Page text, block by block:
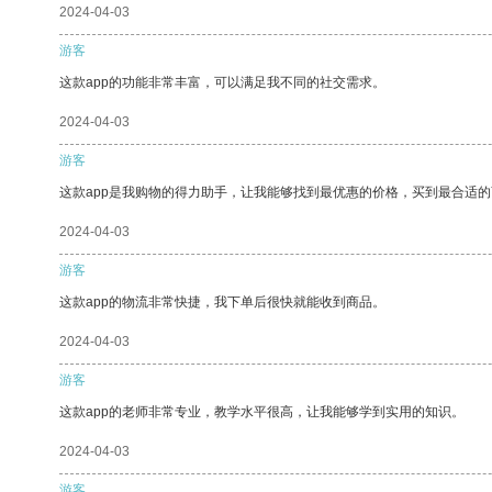
2024-04-03
游客
这款app的功能非常丰富，可以满足我不同的社交需求。
2024-04-03
游客
这款app是我购物的得力助手，让我能够找到最优惠的价格，买到最合适
2024-04-03
游客
这款app的物流非常快捷，我下单后很快就能收到商品。
2024-04-03
游客
这款app的老师非常专业，教学水平很高，让我能够学到实用的知识。
2024-04-03